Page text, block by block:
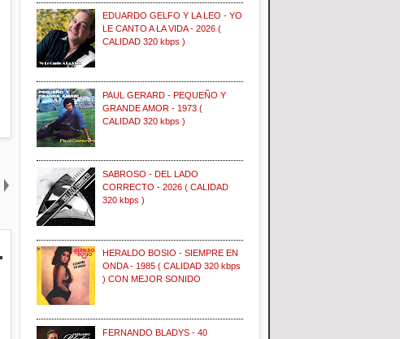
EDUARDO GELFO Y LA LEO - YO
LE CANTO A LA VIDA - 2026 (
CALIDAD 320 kbps )
PAUL GERARD - PEQUEÑO Y
GRANDE AMOR - 1973 (
CALIDAD 320 kbps )
SABROSO - DEL LADO
CORRECTO - 2026 ( CALIDAD
320 kbps )
HERALDO BOSIO - SIEMPRE EN
ONDA - 1985 ( CALIDAD 320 kbps
) CON MEJOR SONIDO
FERNANDO BLADYS - 40